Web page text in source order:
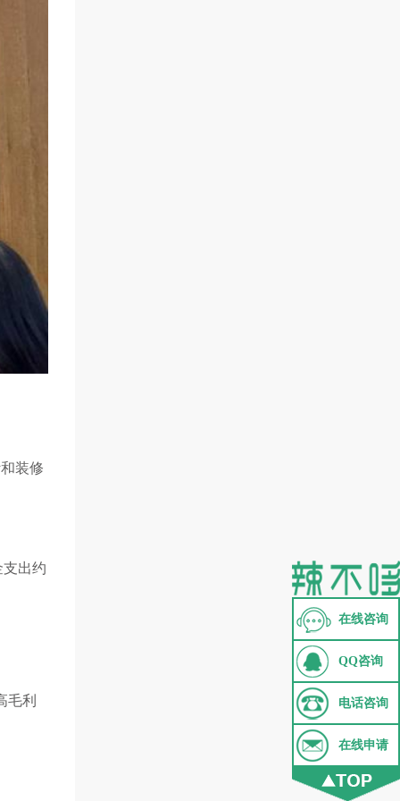
装修
出约
毛利
在线咨询
QQ咨询
电话咨询
在线申请